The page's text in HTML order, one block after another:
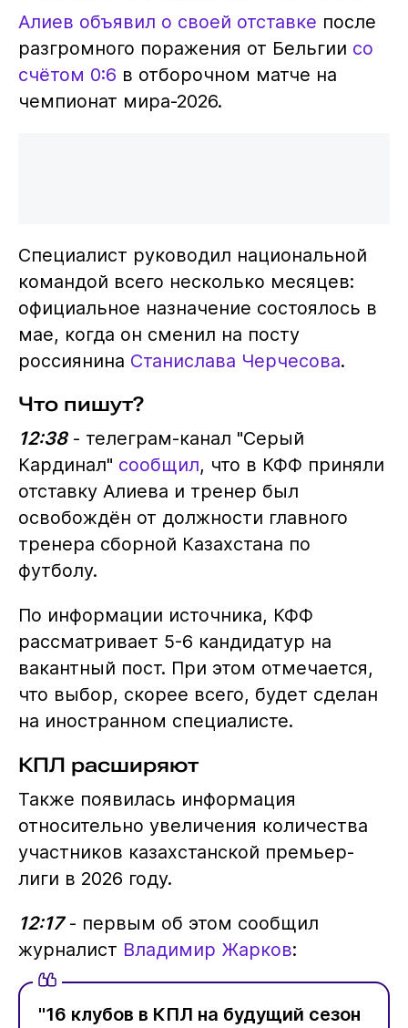
Алиев объявил о своей отставке после
разгромного поражения от Бельгии со
счётом 0:6 в отборочном матче на
чемпионат мира-2026.
Специалист руководил национальной
командой всего несколько месяцев:
официальное назначение состоялось в
мае, когда он сменил на посту
россиянина Станислава Черчесова.
Что пишут?
12:38- телеграм-канал "Серый
Кардинал" сообщил, что в КФФ приняли
отставку Алиева и тренер был
освобождён от должности главного
тренера сборной Казахстана по
футболу.
По информации источника, КФФ
рассматривает 5-6 кандидатур на
вакантный пост. При этом отмечается,
что выбор, скорее всего, будет сделан
на иностранном специалисте.
КПЛ расширяют
Также появилась информация
относительно увеличения количества
участников казахстанской премьер-
лиги в 2026 году.
12:17- первым об этом сообщил
журналист Владимир Жарков:
"16 клубов в КПЛ на будущий сезон